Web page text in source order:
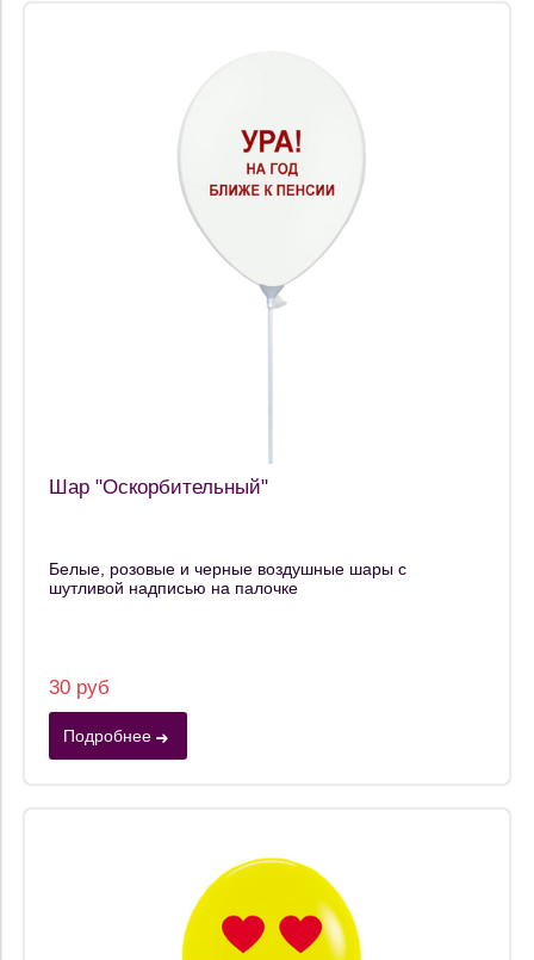
Шар "Оскорбительный"
Белые, розовые и черные воздушные шары с
шутливой надписью на палочке
30 руб
Подробнее